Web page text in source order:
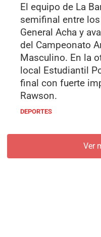
El equipo de La
semifinal entre
General Acha y
del Campeonato
Masculino. En la
local Estudiantil
final con fuerte
Rawson.
DEPORTES
Ver